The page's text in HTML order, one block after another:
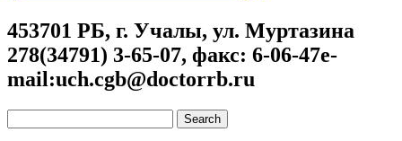
453701 РБ, г. Учалы, ул. Муртазина
278(34791) 3-65-07, факс: 6-06-47e-
mail:uch.cgb@doctorrb.ru